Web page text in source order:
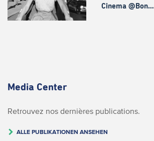
Cinema @Bon…
Media Center
Retrouvez nos dernières publications.
ALLE PUBLIKATIONEN ANSEHEN